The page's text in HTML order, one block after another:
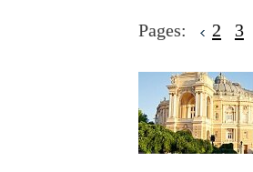
Pages: 2 3